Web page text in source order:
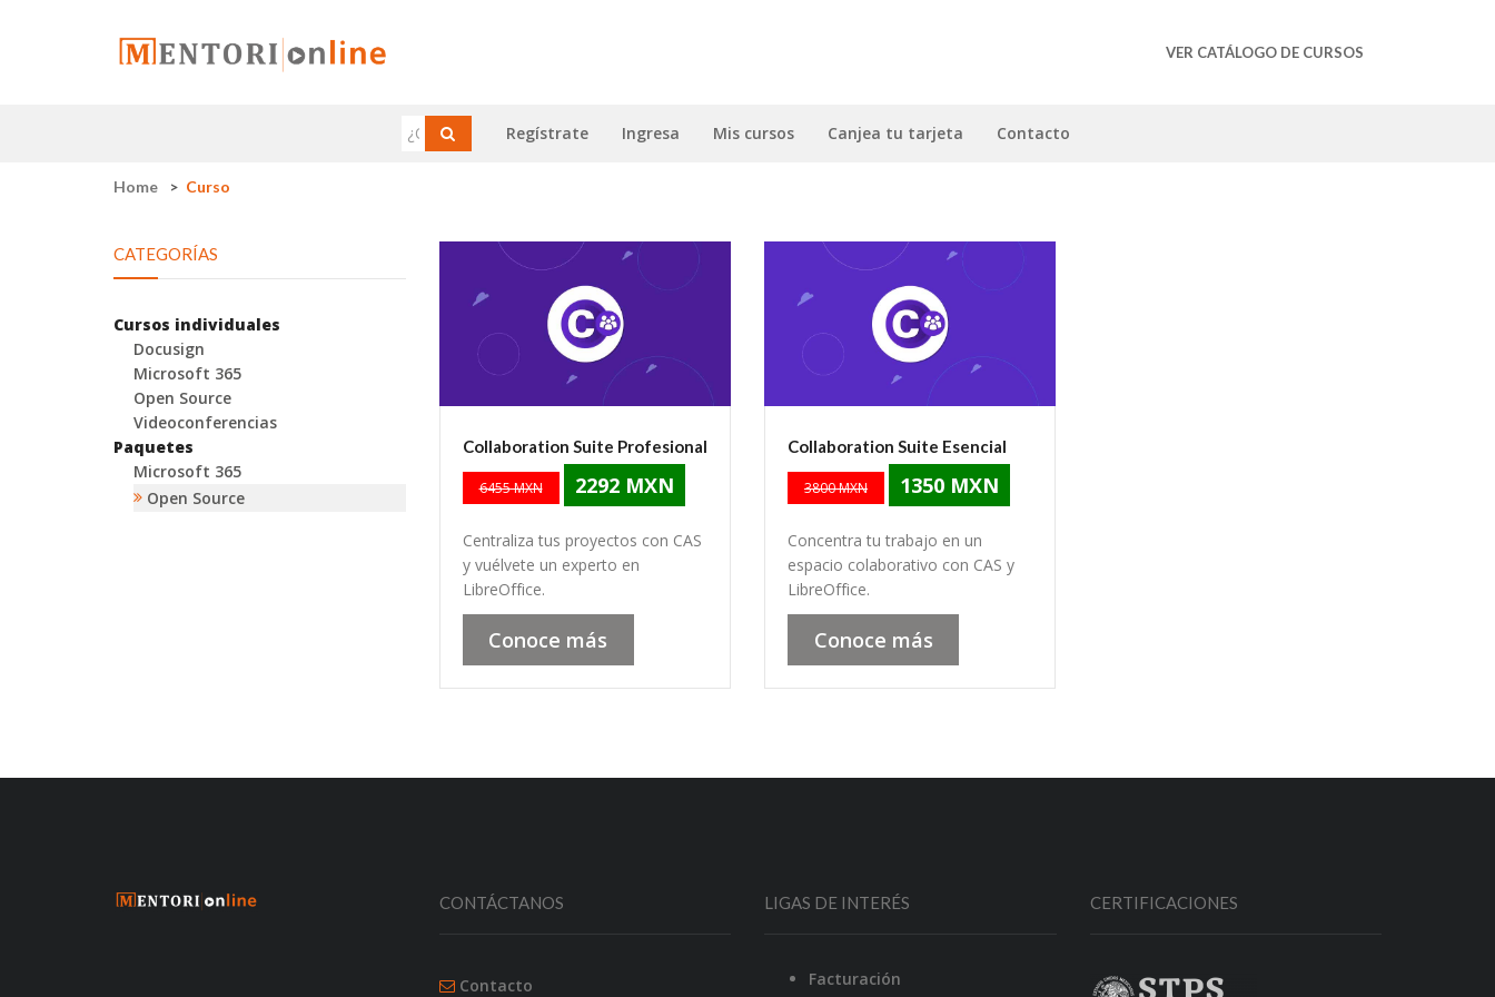
VER CATÁLOGO DE CURSOS
Regístrate Ingresa Mis cursos Canjea tu tarjeta Contacto
Home Curso
CATEGORÍAS
Cursos individuales
Docusign
Microsoft 365
Open Source
Videoconferencias
Paquetes
Microsoft 365
Open Source
Collaboration Suite Profesional
6455 MXN 2292 MXN
Centraliza tus proyectos con CAS
y vuélvete un experto en
LibreOffice.
Conoce más
Collaboration Suite Esencial
3800 MXN 1350 MXN
Concentra tu trabajo en un
espacio colaborativo con CAS y
LibreOffice.
Conoce más
CONTÁCTANOS
Contacto
LIGAS DE INTERÉS
Facturación
CERTIFICACIONES